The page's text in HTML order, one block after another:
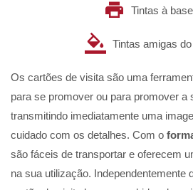
Tintas à
Tintas amigas
Os cartões de visita são uma
para se promover ou para promover a
transmitindo imediatamente uma
cuidado com os detalhes. Com o
são fáceis de transportar e oferecem
na sua utilização. Independentemente